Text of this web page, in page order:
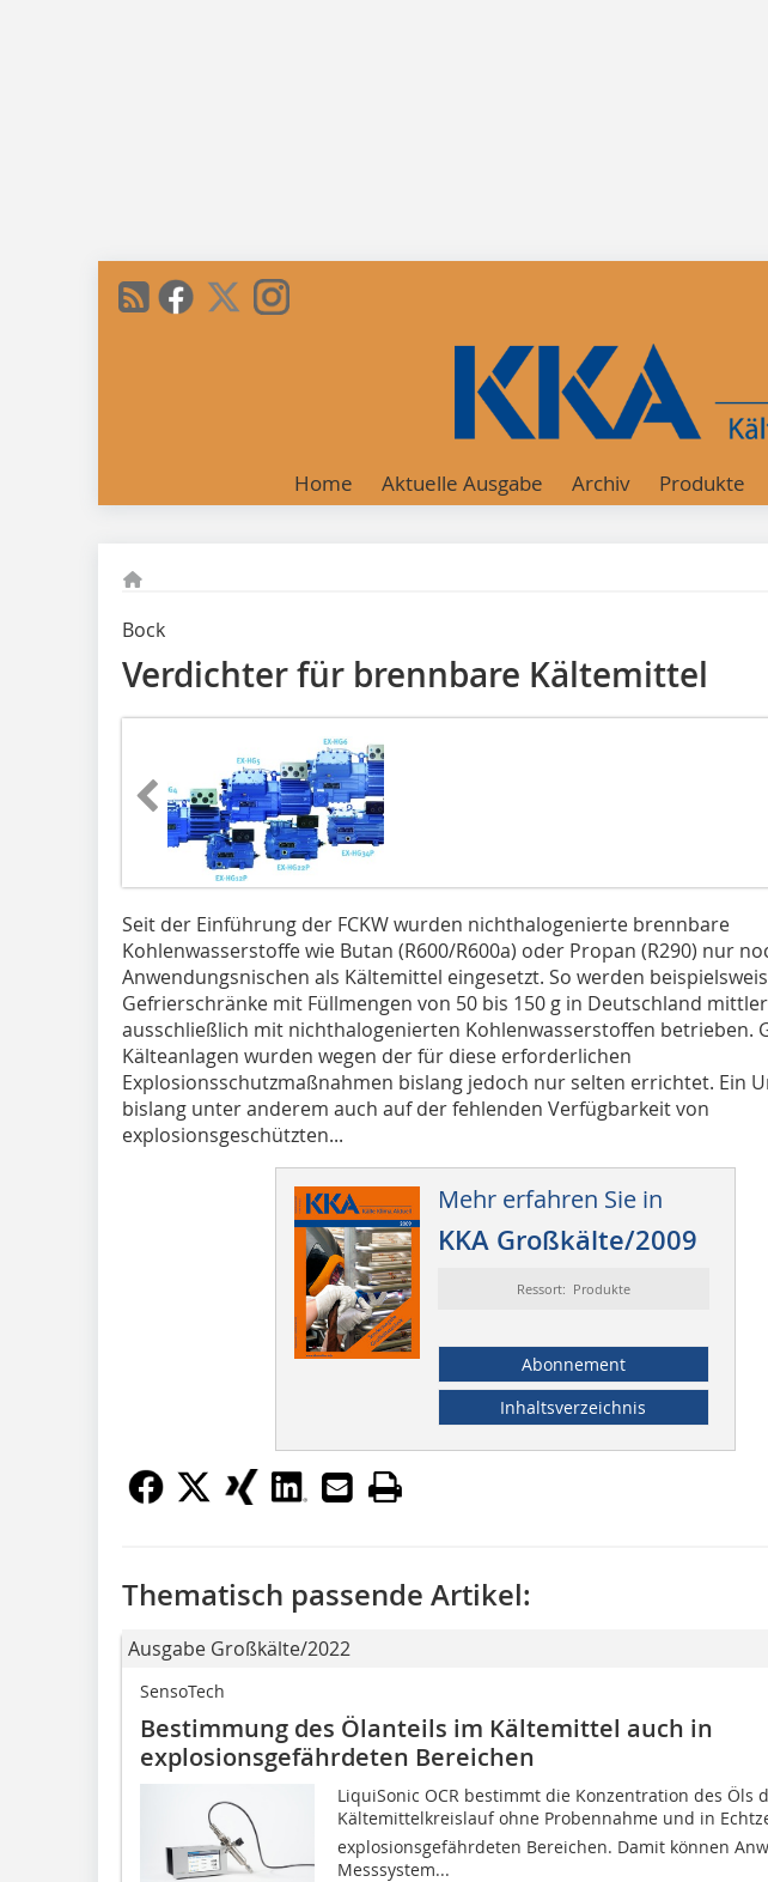
Home Aktuelle Ausgabe Archiv Produkte
Bock
Verdichter für brennbare Kältemittel
Seit der Einführung der FCKW wurden nichthalogenierte brenn­bare
Kohlenwasserstoffe wie Butan (R600/R600a) oder Propan (R290) nur
Anwendungsnischen als Kältemittel eingesetzt. So werden
Gefrierschränke mit Füllmengen von 50 bis 150 g in Deutschland
ausschließlich mit nichthalogenierten Kohlenwasserstoffen betrieben.
Kälteanlagen wurden wegen der für diese erforderlichen
Explosionsschutzmaßnahmen bislang jedoch nur selten errichtet. Ein
bislang unter anderem auch auf der fehlenden Verfügbarkeit von
explosionsgeschützten...
Mehr erfahren Sie in
KKA Großkälte/2009
Ressort: Produkte
Abonnement
Inhaltsverzeichnis
Thematisch passende Artikel:
Ausgabe Großkälte/2022
SensoTech
Bestimmung des Ölanteils im Kältemittel auch in
explosionsgefährdeten Bereichen
LiquiSonic OCR bestimmt die Konzentration des Öls
Kältemittelkreislauf ohne Probennahme und in
explosionsgefährdeten Bereichen. Damit können
Messsystem...